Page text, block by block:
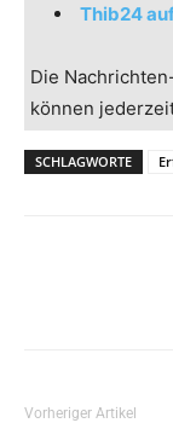
Thib24
Die
können
SCHLAGWORTE
Vorheriger Artikel